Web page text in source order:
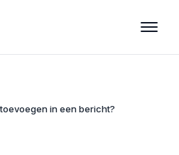
in een bericht?